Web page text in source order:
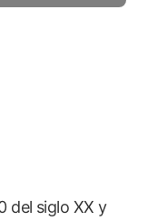
del siglo XX y